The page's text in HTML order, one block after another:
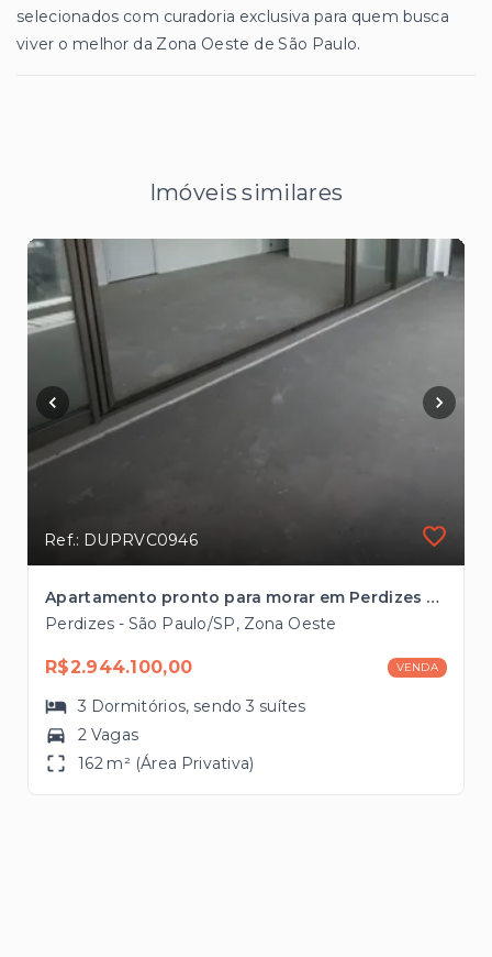
selecionados com curadoria exclusiva para quem busca
viver o melhor da Zona Oeste de São Paulo.
Imóveis similares
Ref.: DUPRVC0946
Apartamento pronto para morar em Perdizes com 3 suítes à venda, 162m² à 2 quadras da Avenida Sumaré
Perdizes - São Paulo/SP, Zona Oeste
R$2.944.100,00 VENDA
3 Dormitórios, sendo3 suítes
2 Vagas
162 m² (Área Privativa)